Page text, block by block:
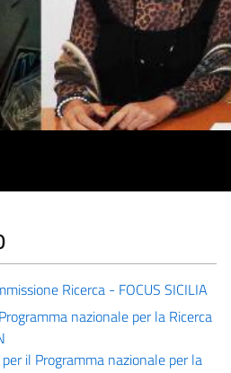
Ricerca - FOCUS SICILIA
nazionale per la Ricerca
il Programma nazionale per la